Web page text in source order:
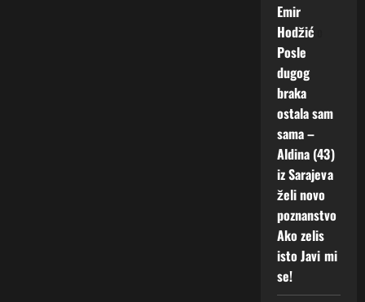
Emir
Hodžić
Posle
dugog
braka
ostala sam
sama –
Aldina (43)
iz Sarajeva
želi novo
poznanstvo
Ako zelis
isto Javi mi
se!